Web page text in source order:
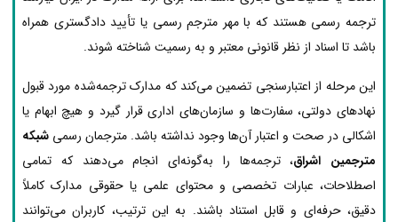
ترجمه رسمی هستند که با مهر مترجم رسمی یا تأیید دادگستری همراه
باشد تا اسناد از نظر قانونی معتبر و به رسمیت شناخته شوند.
این مرحله از اعتبارسنجی تضمین می‌کند که مدارک ترجمه‌شده مورد قبول
نهادهای دولتی، سفارت‌ها و سازمان‌های اداری قرار گیرد و هیچ ابهام یا
اشکالی در صحت و اعتبار آن‌ها وجود نداشته باشد. مترجمان رسمی شبکه
مترجمین اشراق، ترجمه‌ها را به‌گونه‌ای انجام می‌دهند که تمامی
اصطلاحات، عبارات تخصصی و محتوای علمی یا حقوقی مدارک کاملاً
دقیق، حرفه‌ای و قابل استناد باشند. به این ترتیب، کاربران می‌توانند